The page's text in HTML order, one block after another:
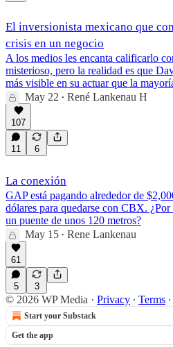
El inversionista mexicano que
crisis en un negocio
A los medios les encanta calificarlo
misterioso, pero la realidad es que
más visible en su actuar que la
May 22 • René Lankenau H
107
11 6
La conexión
GAP está pagando alrededor de
dólares para quedarse con CBX.
un puente de unos 120 metros?
May 15 • Rene Lankenau
61
5 3
© 2026 WP Media · Privacy ∙ Terms ∙
Start your Substack
Get the app